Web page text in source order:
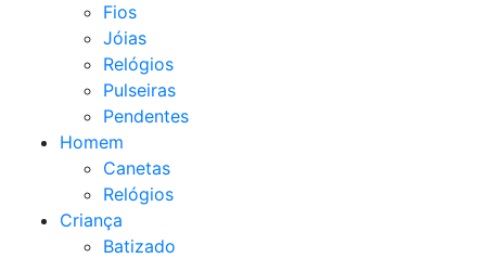
Fios
Jóias
Relógios
Pulseiras
Pendentes
Homem
Canetas
Relógios
Criança
Batizado